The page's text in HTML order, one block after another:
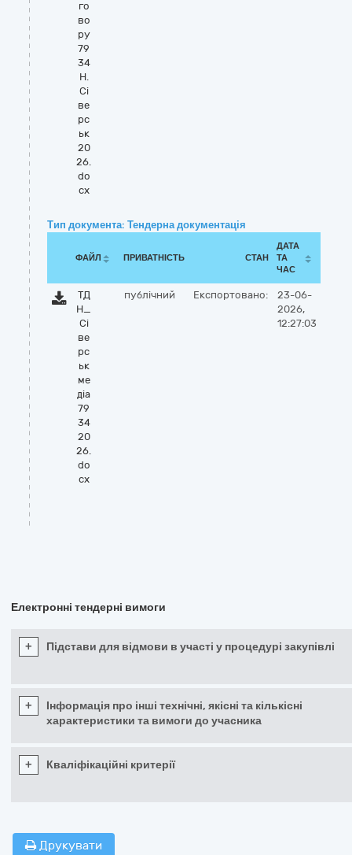
го
во
ру
79
34
Н.
Сі
ве
рс
ьк
20
26.
do
cx
Тип документа: Тендерна документація
ФАЙЛ ПРИВАТНІСТЬ СТАН
ДАТА
ТА
ЧАС
ТД
Н_
Сі
ве
рс
ьк
ме
діа
79
34
20
26.
do
cx
публічний Експортовано:
23-06-
2026,
12:27:03
Електронні тендерні вимоги
+ Підстави для відмови в участі у процедурі закупівлі
+
Інформація про інші технічні, якісні та кількісні
характеристики та вимоги до учасника
+ Кваліфікаційні критерії
Друкувати